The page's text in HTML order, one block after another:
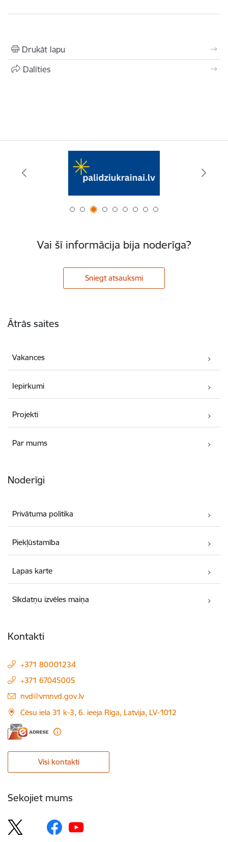
Drukāt lapu
Dalīties
Vai šī informācija bija noderīga?
Sniegt atsauksmi
Ātrās saites
Vakances
Iepirkumi
Projekti
Par mums
Noderīgi
Privātuma politika
Piekļūstamība
Lapas karte
Sīkdatņu izvēles maiņa
Kontakti
+371 80001234
+371 67045005
E-pasts:
nvd@vmnvd.gov.lv
Cēsu iela 31 k-3, 6. ieeja Rīga, Latvija, LV-1012
Visi kontakti
Sekojiet mums